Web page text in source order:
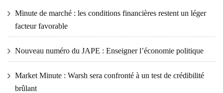
Minute de marché : les conditions financières restent un léger
facteur favorable
Nouveau numéro du JAPE : Enseigner l’économie politique
Market Minute : Warsh sera confronté à un test de crédibilité
brûlant